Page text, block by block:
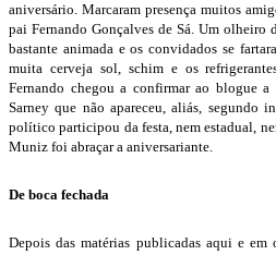
aniversário. Marcaram presença muitos
pai Fernando Gonçalves de Sá. Um
bastante animada e os convidados se
muita cerveja sol, schim e os
Fernando chegou a confirmar ao blogue a
Sarney que não apareceu, aliás, segundo
político participou da festa, nem estadual,
Muniz foi abraçar a aniversariante.
De boca fechada
Depois das matérias publicadas aqui e